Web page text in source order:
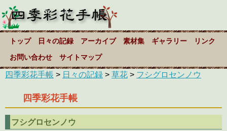
トップ 日々の記録 アーカイブ 素材集 ギャラリー リンク
お問い合わせ サイトマップ
四季彩花手帳 > 日々の記録 > 草花 > フシグロセンノウ
四季彩花手帳
フシグロセンノウ